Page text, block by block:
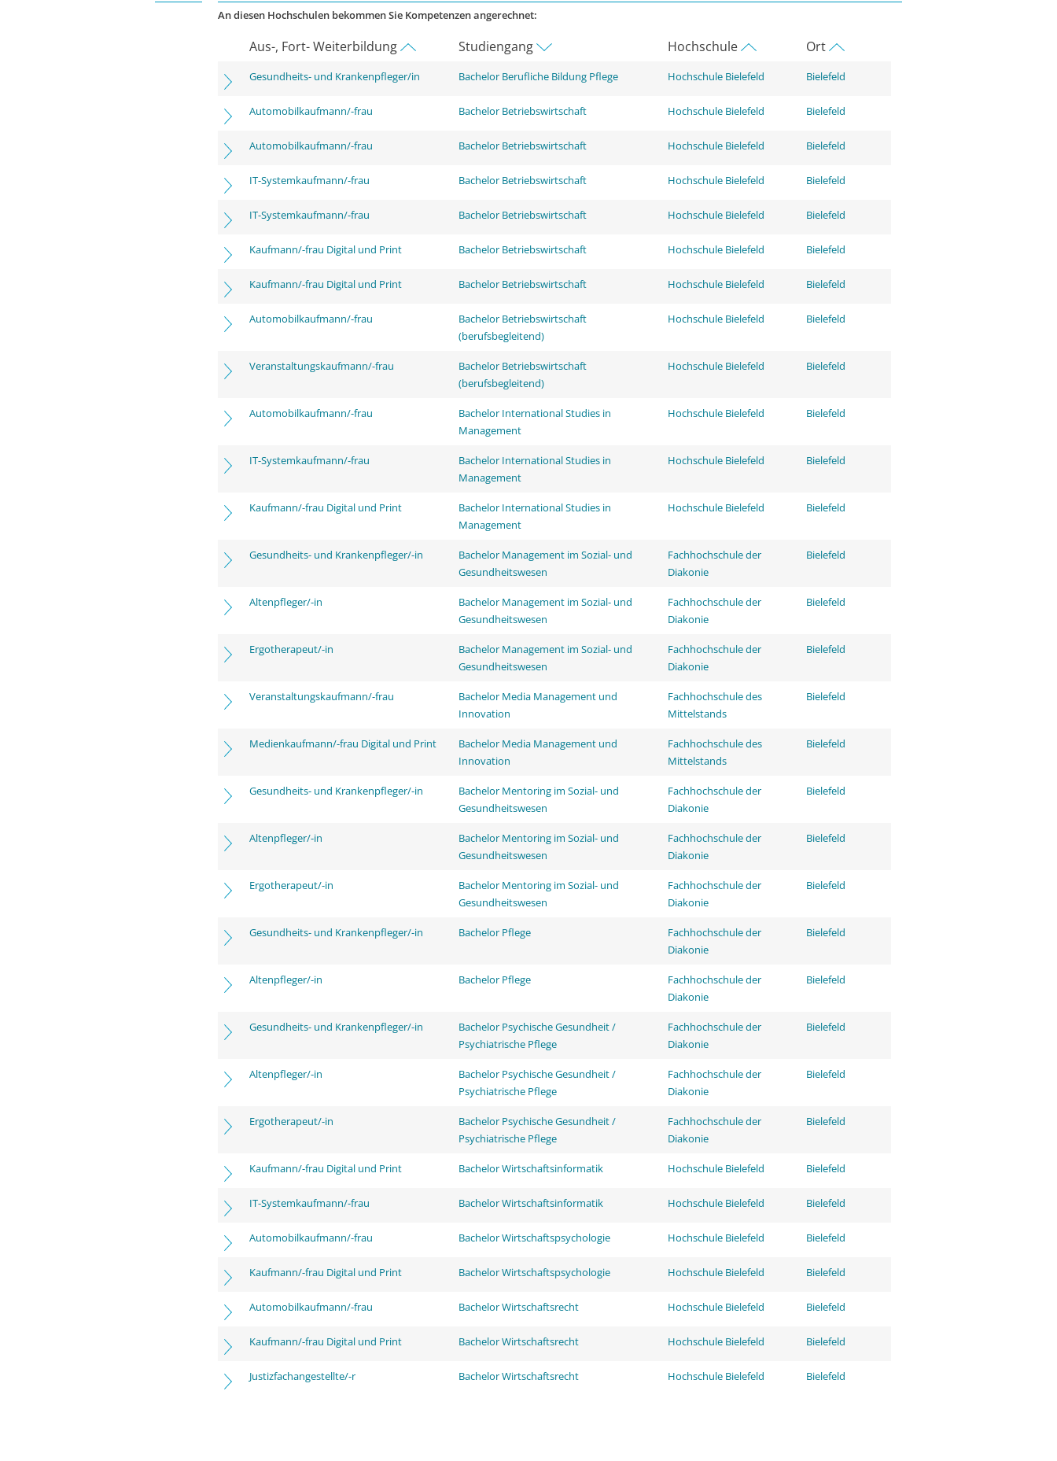
An diesen Hochschulen bekommen Sie Kompetenzen angerechnet:
Aus-, Fort- Weiterbildung Studiengang Hochschule Ort
Gesundheits- und Krankenpfleger/in Bachelor Berufliche Bildung Pflege Hochschule Bielefeld Bielefeld
Automobilkaufmann/-frau Bachelor Betriebswirtschaft Hochschule Bielefeld Bielefeld
Automobilkaufmann/-frau Bachelor Betriebswirtschaft Hochschule Bielefeld Bielefeld
IT-Systemkaufmann/-frau Bachelor Betriebswirtschaft Hochschule Bielefeld Bielefeld
IT-Systemkaufmann/-frau Bachelor Betriebswirtschaft Hochschule Bielefeld Bielefeld
Kaufmann/-frau Digital und Print Bachelor Betriebswirtschaft Hochschule Bielefeld Bielefeld
Kaufmann/-frau Digital und Print Bachelor Betriebswirtschaft Hochschule Bielefeld Bielefeld
Automobilkaufmann/-frau
Bachelor Betriebswirtschaft
(berufsbegleitend)
Hochschule Bielefeld Bielefeld
Veranstaltungskaufmann/-frau
Bachelor Betriebswirtschaft
(berufsbegleitend)
Hochschule Bielefeld Bielefeld
Automobilkaufmann/-frau
Bachelor International Studies in
Management
Hochschule Bielefeld Bielefeld
IT-Systemkaufmann/-frau
Bachelor International Studies in
Management
Hochschule Bielefeld Bielefeld
Kaufmann/-frau Digital und Print
Bachelor International Studies in
Management
Hochschule Bielefeld Bielefeld
Gesundheits- und Krankenpfleger/-in
Bachelor Management im Sozial- und
Gesundheitswesen
Fachhochschule der
Diakonie
Bielefeld
Altenpfleger/-in
Bachelor Management im Sozial- und
Gesundheitswesen
Fachhochschule der
Diakonie
Bielefeld
Ergotherapeut/-in
Bachelor Management im Sozial- und
Gesundheitswesen
Fachhochschule der
Diakonie
Bielefeld
Veranstaltungskaufmann/-frau
Bachelor Media Management und
Innovation
Fachhochschule des
Mittelstands
Bielefeld
Medienkaufmann/-frau Digital und Print
Bachelor Media Management und
Innovation
Fachhochschule des
Mittelstands
Bielefeld
Gesundheits- und Krankenpfleger/-in
Bachelor Mentoring im Sozial- und
Gesundheitswesen
Fachhochschule der
Diakonie
Bielefeld
Altenpfleger/-in
Bachelor Mentoring im Sozial- und
Gesundheitswesen
Fachhochschule der
Diakonie
Bielefeld
Ergotherapeut/-in
Bachelor Mentoring im Sozial- und
Gesundheitswesen
Fachhochschule der
Diakonie
Bielefeld
Gesundheits- und Krankenpfleger/-in Bachelor Pflege
Fachhochschule der
Diakonie
Bielefeld
Altenpfleger/-in Bachelor Pflege
Fachhochschule der
Diakonie
Bielefeld
Gesundheits- und Krankenpfleger/-in
Bachelor Psychische Gesundheit /
Psychiatrische Pflege
Fachhochschule der
Diakonie
Bielefeld
Altenpfleger/-in
Bachelor Psychische Gesundheit /
Psychiatrische Pflege
Fachhochschule der
Diakonie
Bielefeld
Ergotherapeut/-in
Bachelor Psychische Gesundheit /
Psychiatrische Pflege
Fachhochschule der
Diakonie
Bielefeld
Kaufmann/-frau Digital und Print Bachelor Wirtschaftsinformatik Hochschule Bielefeld Bielefeld
IT-Systemkaufmann/-frau Bachelor Wirtschaftsinformatik Hochschule Bielefeld Bielefeld
Automobilkaufmann/-frau Bachelor Wirtschaftspsychologie Hochschule Bielefeld Bielefeld
Kaufmann/-frau Digital und Print Bachelor Wirtschaftspsychologie Hochschule Bielefeld Bielefeld
Automobilkaufmann/-frau Bachelor Wirtschaftsrecht Hochschule Bielefeld Bielefeld
Kaufmann/-frau Digital und Print Bachelor Wirtschaftsrecht Hochschule Bielefeld Bielefeld
Justizfachangestellte/-r Bachelor Wirtschaftsrecht Hochschule Bielefeld Bielefeld